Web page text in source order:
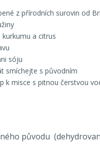
z přírodních surovin od
a citrus
sóju
smíchejte s původním
k misce s pitnou čerstvou
původu